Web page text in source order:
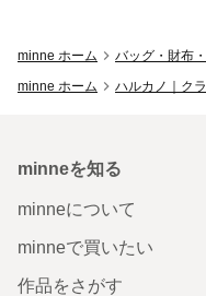
minne ホーム バッグ・財布
minne ホーム
ハルカノ｜ク
minneを知る
minneについて
minneで買いたい
作品をさがす